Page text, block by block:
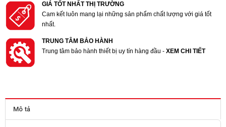
GIÁ TỐT NHẤT THỊ TRƯỜNG
Cam kết luôn mang lại những sản phẩm chất lượng với giá tốt
nhất.
TRUNG TÂM BẢO HÀNH
Trung tâm bảo hành thiết bị uy tín hàng đầu -XEM CHI TIẾT
Mô tả